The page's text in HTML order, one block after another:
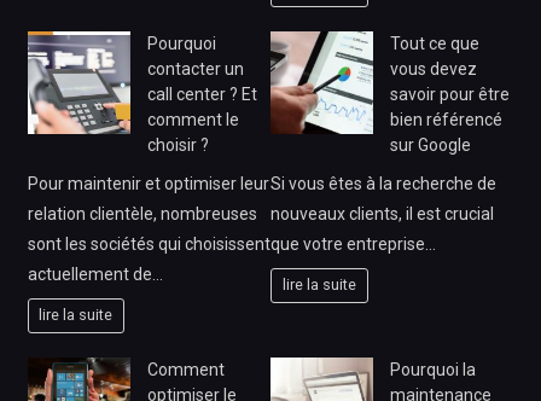
Pourquoi
contacter un
call center ? Et
comment le
choisir ?
Pour maintenir et optimiser leur
relation clientèle, nombreuses
sont les sociétés qui choisissent
actuellement de…
lire la suite
Tout ce que
vous devez
savoir pour être
bien référencé
sur Google
Si vous êtes à la recherche de
nouveaux clients, il est crucial
que votre entreprise…
lire la suite
Comment
optimiser le
Pourquoi la
maintenance